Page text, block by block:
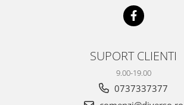
SUPORT CLIENTI
9.00-19.00
0737337377